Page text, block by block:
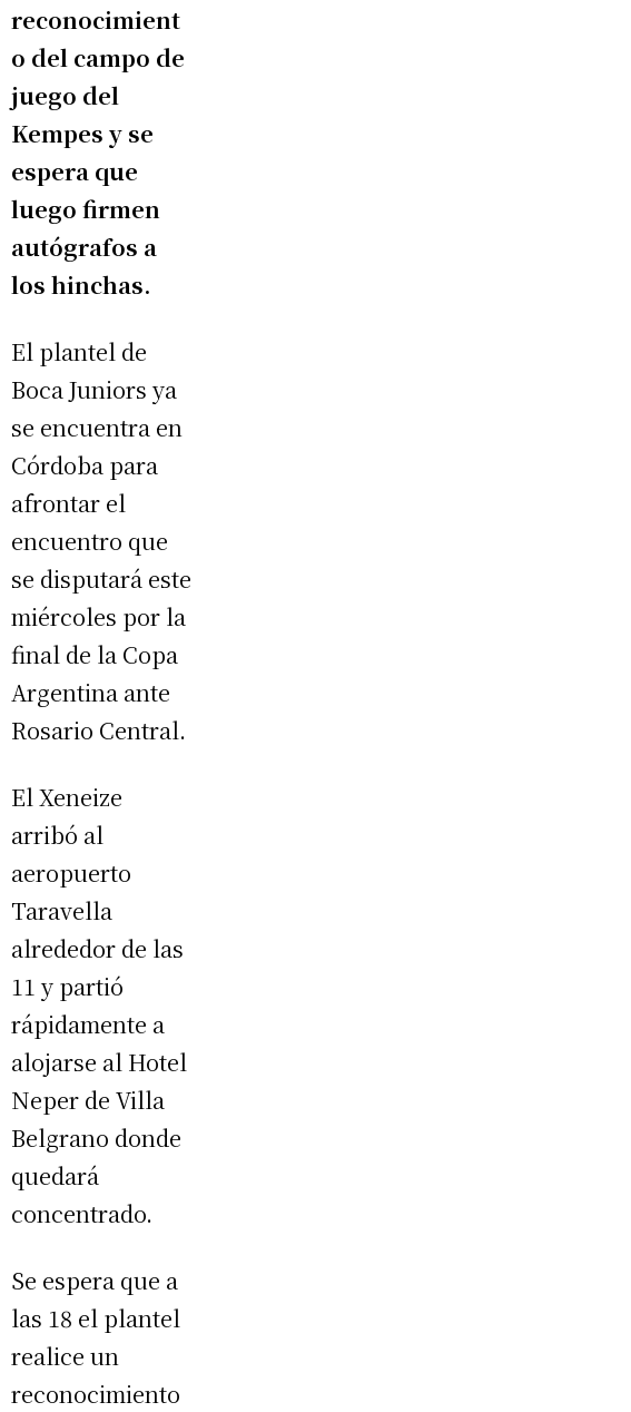
reconocimient
o del campo de
juego del
Kempes y se
espera que
luego firmen
autógrafos a
los hinchas.
El plantel de
Boca Juniors ya
se encuentra en
Córdoba para
afrontar el
encuentro que
se disputará este
miércoles por la
final de la Copa
Argentina ante
Rosario Central.
El Xeneize
arribó al
aeropuerto
Taravella
alrededor de las
11 y partió
rápidamente a
alojarse al Hotel
Neper de Villa
Belgrano donde
quedará
concentrado.
Se espera que a
las 18 el plantel
realice un
reconocimiento